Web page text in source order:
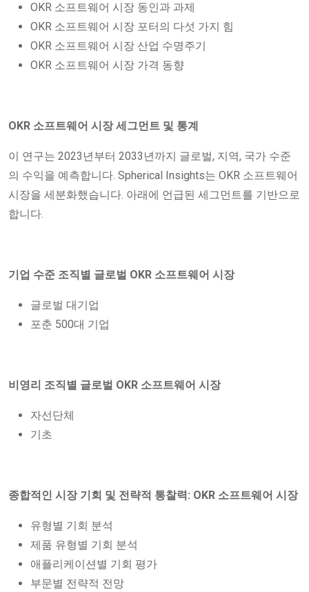
OKR 소프트웨어 시장 동인과 과제
OKR 소프트웨어 시장 포터의 다섯 가지 힘
OKR 소프트웨어 시장 산업 수명주기
OKR 소프트웨어 시장 가격 동향
OKR 소프트웨어 시장 세그먼트 및 통계
이 연구는 2023년부터 2033년까지 글로벌, 지역, 국가 수준
의 수익을 예측합니다. Spherical Insights는 OKR 소프트웨어
시장을 세분화했습니다. 아래에 언급된 세그먼트를 기반으로
합니다.
기업 수준 조직별 글로벌 OKR 소프트웨어 시장
글로벌 대기업
포춘 500대 기업
비영리 조직별 글로벌 OKR 소프트웨어 시장
자선단체
기초
종합적인 시장 기회 및 전략적 통찰력: OKR 소프트웨어 시장
유형별 기회 분석
제품 유형별 기회 분석
애플리케이션별 기회 평가
부문별 전략적 전망